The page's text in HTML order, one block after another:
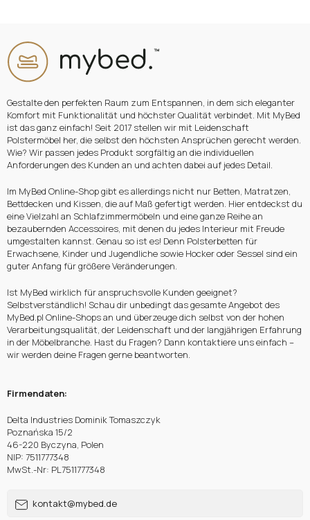
Gestalte den perfekten Raum zum Entspannen, in dem sich eleganter
Komfort mit Funktionalität und höchster Qualität verbindet. Mit MyBed
ist das ganz einfach! Seit 2017 stellen wir mit Leidenschaft
Polstermöbel her, die selbst den höchsten Ansprüchen gerecht werden.
Wie? Wir passen jedes Produkt sorgfältig an die individuellen
Anforderungen des Kunden an und achten dabei auf jedes Detail.
Im MyBed Online-Shop gibt es allerdings nicht nur Betten, Matratzen,
Bettdecken und Kissen, die auf Maß gefertigt werden. Hier entdeckst du
eine Vielzahl an Schlafzimmermöbeln und eine ganze Reihe an
bezaubernden Accessoires, mit denen du jedes Interieur mit Freude
umgestalten kannst. Genau so ist es! Denn Polsterbetten für
Erwachsene, Kinder und Jugendliche sowie Hocker oder Sessel sind ein
guter Anfang für größere Veränderungen.
Ist MyBed wirklich für anspruchsvolle Kunden geeignet?
Selbstverständlich! Schau dir unbedingt das gesamte Angebot des
MyBed.pl Online-Shops an und überzeuge dich selbst von der hohen
Verarbeitungsqualität, der Leidenschaft und der langjährigen Erfahrung
in der Möbelbranche. Hast du Fragen? Dann kontaktiere uns einfach –
wir werden deine Fragen gerne beantworten.
Firmendaten:
Delta Industries Dominik Tomaszczyk
Poznańska 15/2
46-220 Byczyna, Polen
NIP: 7511777348
MwSt.-Nr: PL7511777348
kontakt@mybed.de